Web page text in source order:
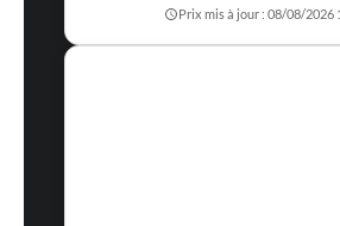
Prévenez-moi de tous les nouveaux articles par e-
Prix mis à jour : 08/08/2026